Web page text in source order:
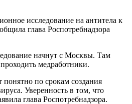
исследование на антитела к
глава Роспотребнадзора
начнут с Москвы. Там
медработники.
понятно по срокам создания
Уверенность в том, что
глава Роспотребнадзора.